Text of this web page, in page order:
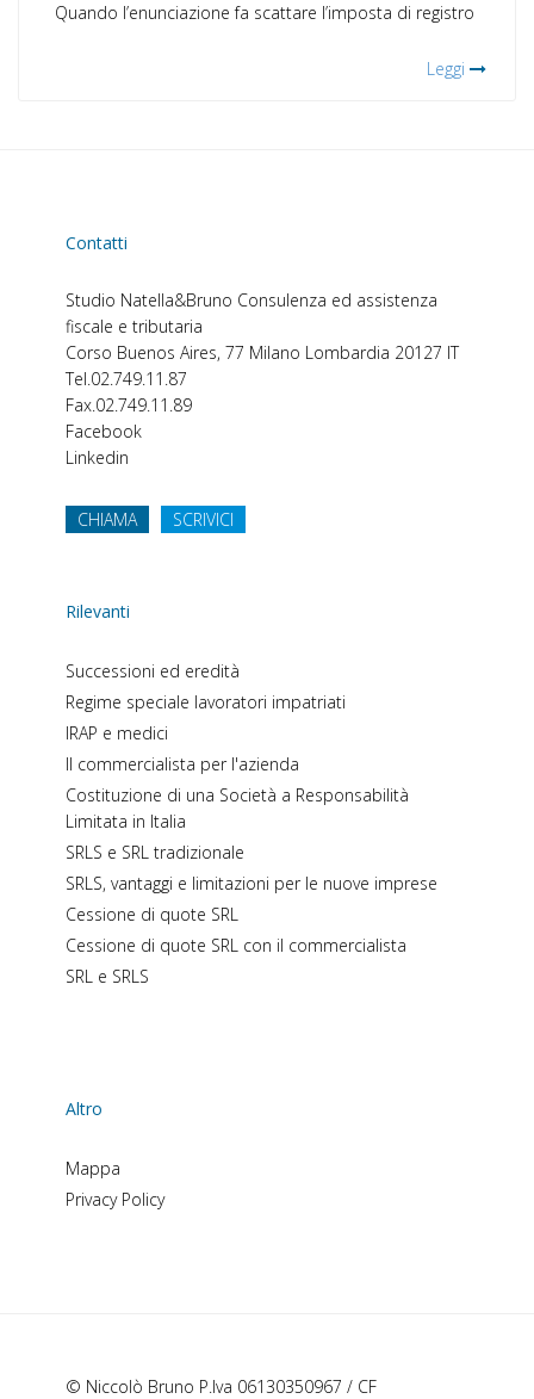
Quando l’enunciazione fa scattare l’imposta di registro
Leggi
Contatti
Studio Natella&Bruno Consulenza ed assistenza
fiscale e tributaria
Corso Buenos Aires, 77 Milano Lombardia 20127 IT
Tel.02.749.11.87
Fax.02.749.11.89
Facebook
Linkedin
CHIAMA SCRIVICI
Rilevanti
Successioni ed eredità
Regime speciale lavoratori impatriati
IRAP e medici
Il commercialista per l'azienda
Costituzione di una Società a Responsabilità
Limitata in Italia
SRLS e SRL tradizionale
SRLS, vantaggi e limitazioni per le nuove imprese
Cessione di quote SRL
Cessione di quote SRL con il commercialista
SRL e SRLS
Altro
Mappa
Privacy Policy
© Niccolò Bruno P.Iva 06130350967 / CF